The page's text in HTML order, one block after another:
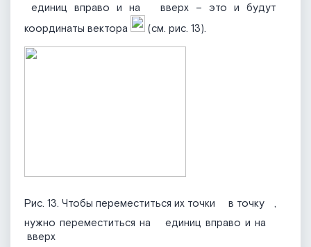
единиц вправо и на
вверх – это и будут
координаты вектора
(см. рис. 13).
Рис. 13. Чтобы переместиться их точки в точку
,
нужно переместиться на
единиц вправо и на
вверх